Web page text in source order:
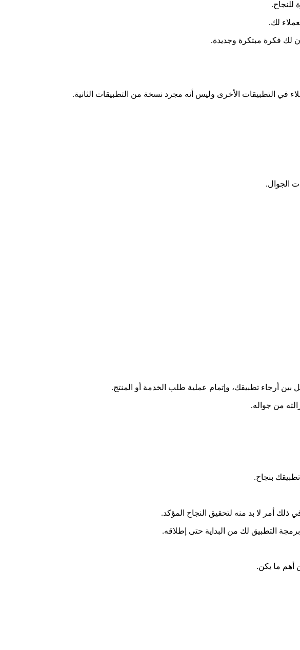
للنجاح.
لك.
لك فكرة مبتكرة وجديدة.
في التطبيقات الأخرى وليس أنه مجرد نسخة من التطبيقات الثانية.
الجوال.
أرجاء تطبيقك، وإتمام عملية طلب الخدمة أو المنتج.
من جواله.
بنجاح.
ذلك أمر لا بد منه لتحقيق النجاح المؤكد.
التطبيق لك من البداية حتى إطلاقه.
أهم ما يكن.